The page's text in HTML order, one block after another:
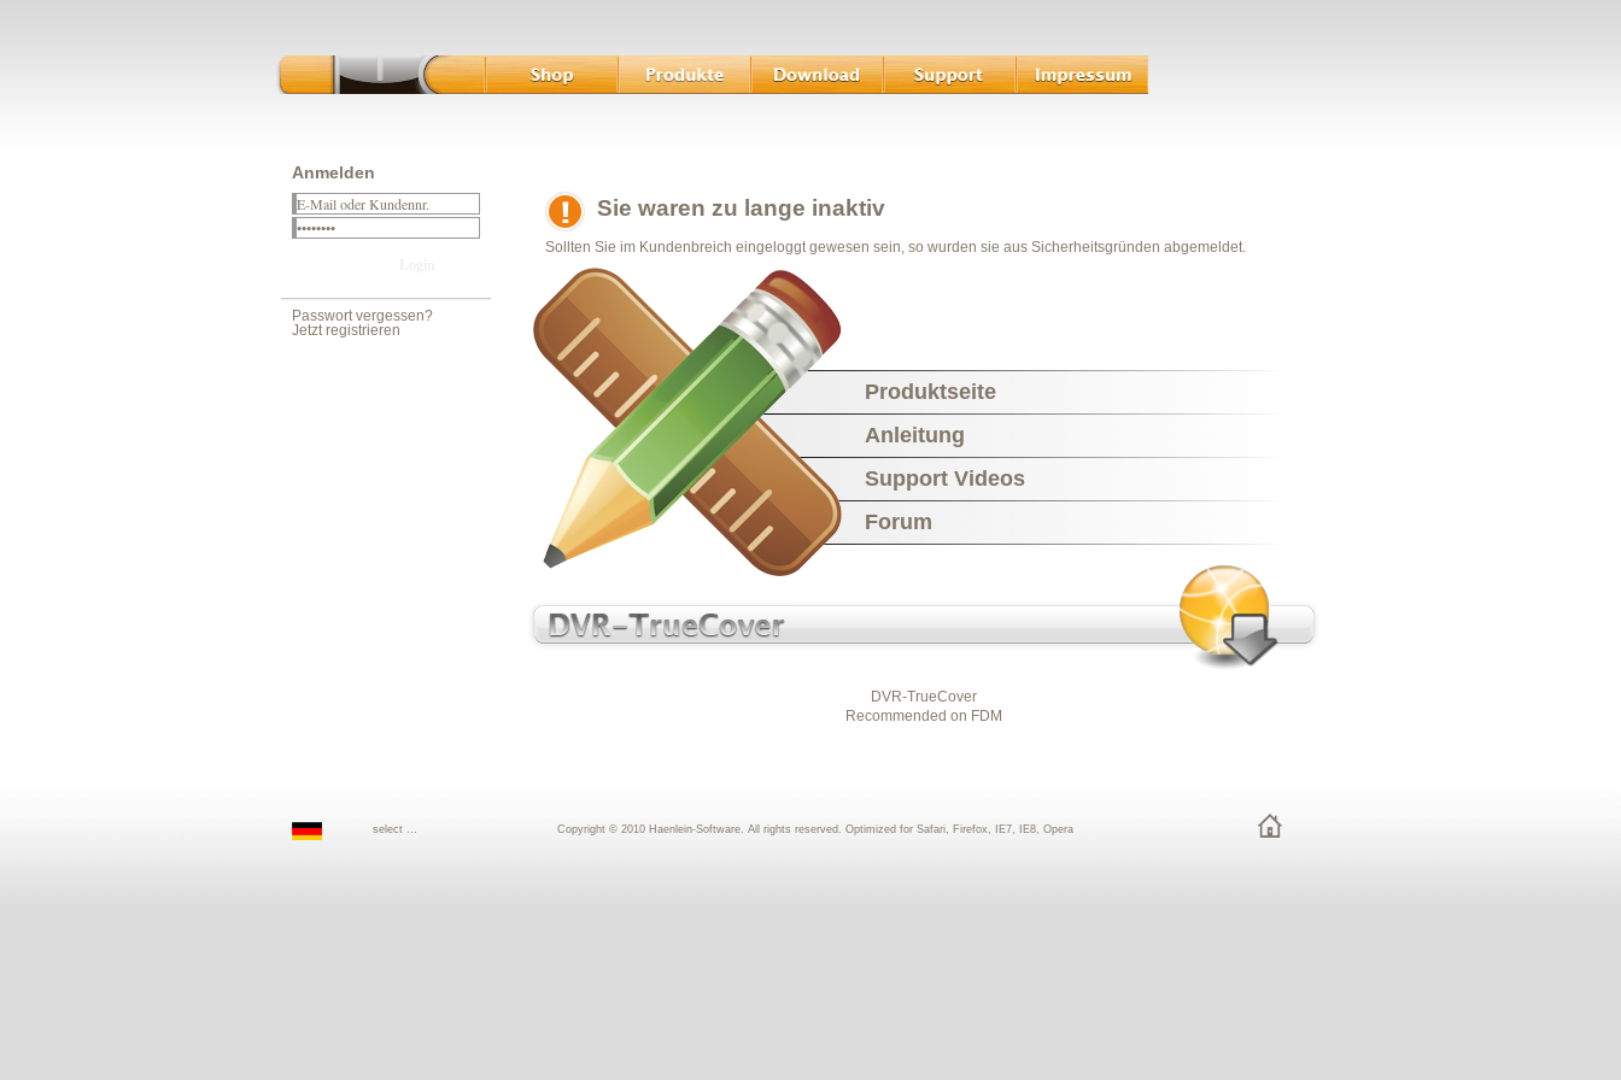
Anmelden
Passwort vergessen?
Jetzt registrieren
Sie waren zu lange inaktiv
Sollten Sie im Kundenbreich eingeloggt gewesen sein, so wurden sie aus Sicherheitsgründen abgemeldet.
Produktseite
Anleitung
Support Videos
Forum
DVR-TrueCover
Recommended on FDM
select ... Copyright © 2010 Haenlein-Software. All rights reserved. Optimized for Safari, Firefox, IE7, IE8, Opera